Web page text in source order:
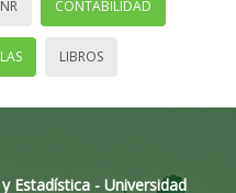
CONTABILIDAD
LIBROS
Estadística - Universidad